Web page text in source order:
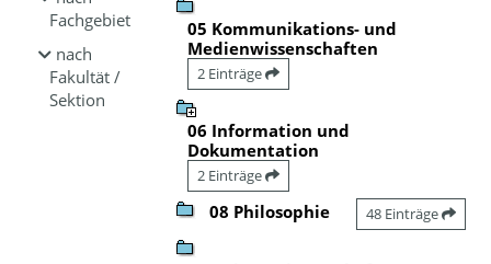
Fachgebiet
nach
Fakultät /
Sektion
05 Kommunikations- und
Medienwissenschaften
2 Einträge
06 Information und
Dokumentation
2 Einträge
08 Philosophie 48 Einträge